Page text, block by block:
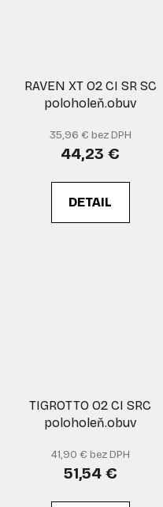
RAVEN XT O2 CI SR SC
poloholeň.obuv
35,96 € bez DPH
44,23 €
DETAIL
TIGROTTO O2 CI SRC
poloholeň.obuv
41,90 € bez DPH
51,54 €